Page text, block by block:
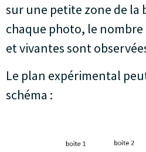
sur une petite zone de la
chaque photo, le
et vivantes sont
Le plan expérimental
schéma :